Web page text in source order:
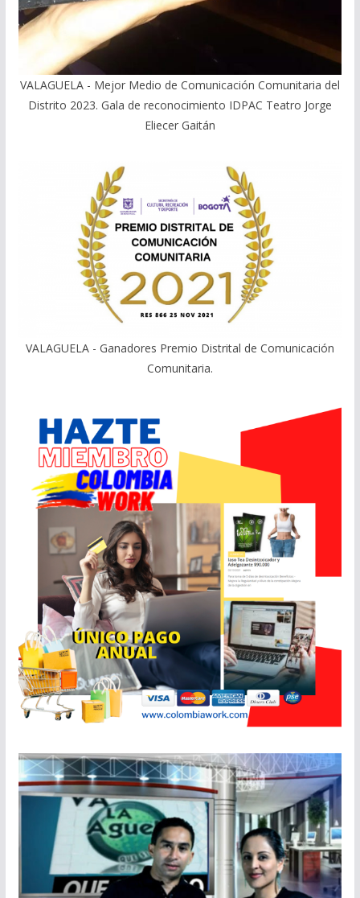
VALAGUELA - Mejor Medio de Comunicación Comunitaria del
Distrito 2023. Gala de reconocimiento IDPAC Teatro Jorge
Eliecer Gaitán
VALAGUELA - Ganadores Premio Distrital de Comunicación
Comunitaria.